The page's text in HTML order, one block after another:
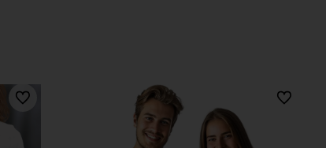
Do ulubionych Do